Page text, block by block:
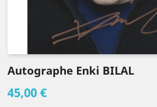
Autographe Enki BILAL
45,00 €